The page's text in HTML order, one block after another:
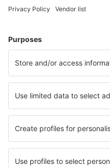
Cazare în Portugalia - Orașe
Cazare în Albufeira
Cazare în Porto Cazare
Cazare în Montalegre
Cazare în Altura